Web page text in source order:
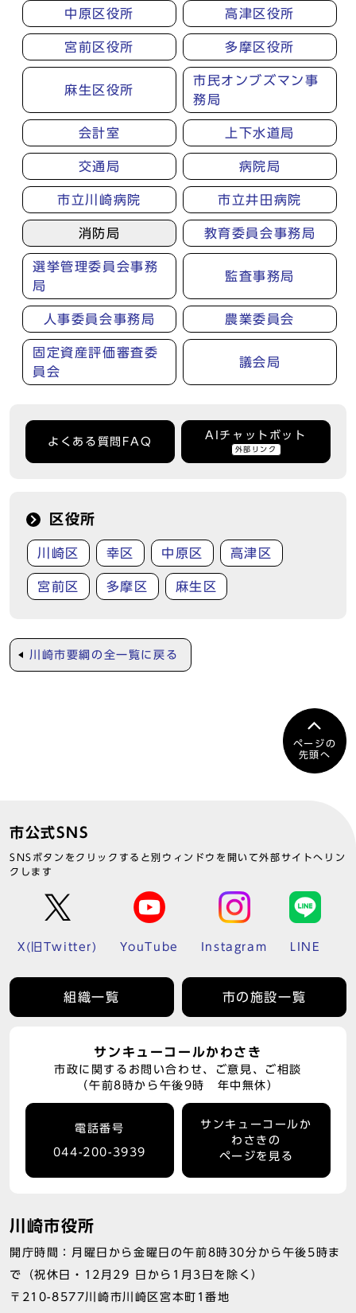
中原区役所 高津区役所
宮前区役所 多摩区役所
麻生区役所
市民オンブズマン事
務局
会計室 上下水道局
交通局 病院局
市立川崎病院 市立井田病院
消防局 教育委員会事務局
選挙管理委員会事務
局
監査事務局
人事委員会事務局 農業委員会
固定資産評価審査委
員会
議会局
よくある質問FAQ
AIチャットボット
外部リンク
区役所
川崎区 幸区 中原区 高津区
宮前区 多摩区 麻生区
川崎市要綱の全一覧に戻る
ページの
先頭へ
市公式SNS
SNSボタンをクリックすると別ウィンドウを開いて外部サイトへリン
クします
X(旧Twitter) YouTube Instagram LINE
組織一覧 市の施設一覧
サンキューコールかわさき
市政に関するお問い合わせ、ご意見、ご相談
（午前8時から午後9時 年中無休）
電話番号
044-200-3939
サンキューコールか
わさきの
ページを見る
川崎市役所
開庁時間：月曜日から金曜日の午前8時30分から午後5時ま
で（祝休日・12月29 日から1月3日を除く）
〒210-8577川崎市川崎区宮本町1番地